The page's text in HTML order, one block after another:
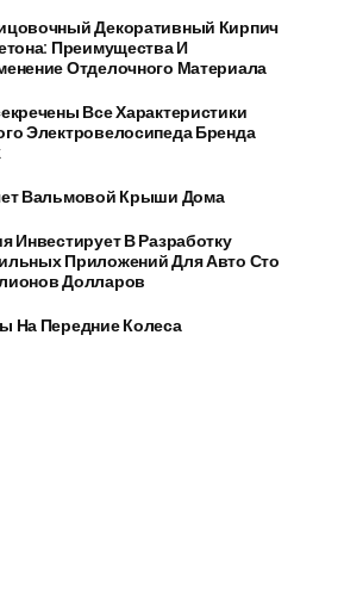
Декоративный Кирпич
Преимущества И
Отделочного Материала
Все Характеристики
Электровелосипеда Бренда
Вальмовой Крыши Дома
Инвестирует В Разработку
Приложений Для Авто Сто
Долларов
На Передние Колеса